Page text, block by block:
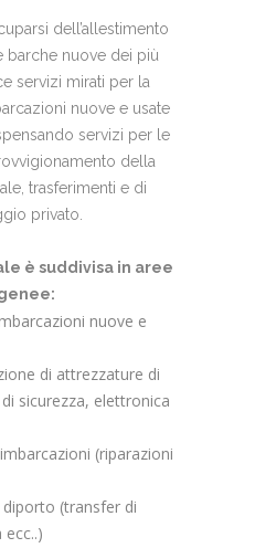
dell’allestimento
barche nuove dei più
servizi mirati per la
nuove e usate
servizi per le
della
trasferimenti e di
privato.
è suddivisa in aree
nuove e
di attrezzature di
sicurezza, elettronica
(riparazioni
diporto (transfer di